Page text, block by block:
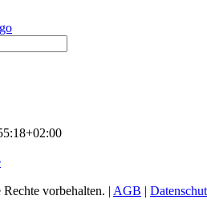
vorbehalten. | AGB |